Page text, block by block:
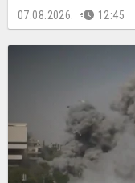
07.08.2026. 12:45